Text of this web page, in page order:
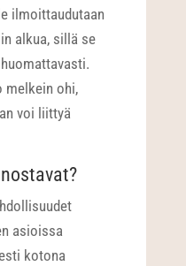
ilmoittaudutaan
alkua, sillä se
melkein ohi,
voi liittyä
asioissa
kotona